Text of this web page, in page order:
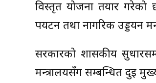
विस्तृत योजना तयार
पर्यटन तथा नागरिक उड्डयन
सरकारको शासकीय
मन्त्रालयसँग सम्बन्धित दुई